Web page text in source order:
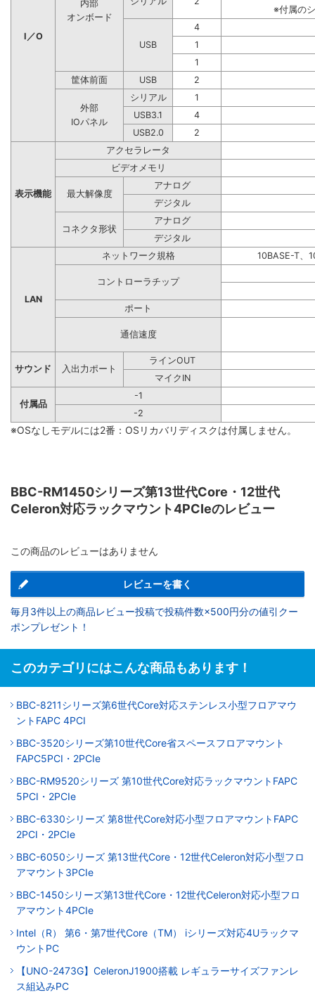
I／O
内部
オンボード
※付属の
USB
4
1
1
筐体前面
USB 2
外部
IOパネル
シリアル
1
USB3.1
4
USB2.0
2
表示機能
アクセラレータ
ビデオメモリ
最大解像度
アナログ
デジタル
コネクタ形状
アナログ
デジタル
LAN
ネットワーク規格 10BASE-T、
コントローラチップ
ポート
通信速度
サウンド 入出力ポート
ラインOUT
マイクIN
付属品
-1
-2
※OSなしモデルには2番：OSリカバリディスクは付属しません。
BBC-RM1450シリーズ第13世代Core・12世代
Celeron対応ラックマウント4PCIeのレビュー
この商品のレビューはありません
レビューを書く
毎月3件以上の商品レビュー投稿で投稿件数×500円分の値引クー
ポンプレゼント！
このカテゴリにはこんな商品もあります！
BBC-8211シリーズ第6世代Core対応ステンレス小型フロアマウ
ントFAPC 4PCI
BBC-3520シリーズ第10世代Core省スペースフロアマウント
FAPC5PCI・2PCIe
BBC-RM9520シリーズ 第10世代Core対応ラックマウントFAPC
5PCI・2PCIe
BBC-6330シリーズ 第8世代Core対応小型フロアマウントFAPC
2PCI・2PCIe
BBC-6050シリーズ 第13世代Core・12世代Celeron対応小型フロ
アマウント3PCIe
BBC-1450シリーズ第13世代Core・12世代Celeron対応小型フロ
アマウント4PCIe
Intel（R） 第6・第7世代Core（TM） iシリーズ対応4Uラックマ
ウントPC
【UNO-2473G】CeleronJ1900搭載 レギュラーサイズファンレ
ス組込みPC